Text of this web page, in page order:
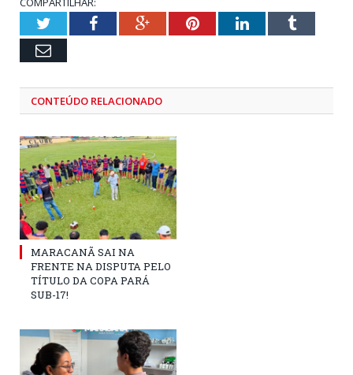
TwitterFacebookGoogle+PinterestLinkedInTumblr
Email
CONTEÚDO RELACIONADO
MARACANÃ SAI NA
FRENTE NA DISPUTA PELO
TÍTULO DA COPA PARÁ
SUB-17!